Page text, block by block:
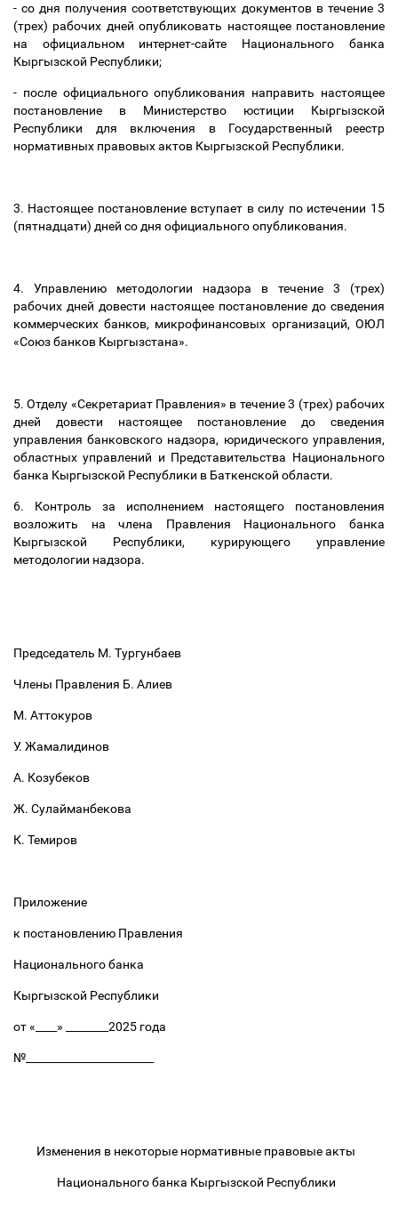
- со дня получения соответствующих документов в течение 3
(трех) рабочих дней опубликовать настоящее постановление
на официальном интернет-сайте Национального банка
Кыргызской Республики;
- после официального опубликования направить настоящее
постановление в Министерство юстиции Кыргызской
Республики для включения в Государственный реестр
нормативных правовых актов Кыргызской Республики.
3. Настоящее постановление вступает в силу по истечении 15
(пятнадцати) дней со дня официального опубликования.
4. Управлению методологии надзора в течение 3 (трех)
рабочих дней довести настоящее постановление до сведения
коммерческих банков, микрофинансовых организаций, ОЮЛ
«Союз банков Кыргызстана».
5. Отделу «Секретариат Правления» в течение 3 (трех) рабочих
дней довести настоящее постановление до сведения
управления банковского надзора, юридического управления,
областных управлений и Представительства Национального
банка Кыргызской Республики в Баткенской области.
6. Контроль за исполнением настоящего постановления
возложить на члена Правления Национального банка
Кыргызской Республики, курирующего управление
методологии надзора.
Председатель М. Тургунбаев
Члены Правления Б. Алиев
М. Аттокуров
У. Жамалидинов
А. Козубеков
Ж. Сулайманбекова
К. Темиров
Приложение
к постановлению Правления
Национального банка
Кыргызской Республики
от «____» ________2025 года
№________________________
Изменения в некоторые нормативные правовые акты
Национального банка Кыргызской Республики